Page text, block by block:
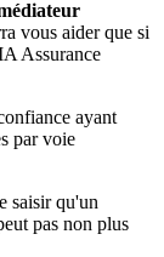
vous aider que si
Assurance
ayant
par voie
saisir qu'un
pas non plus